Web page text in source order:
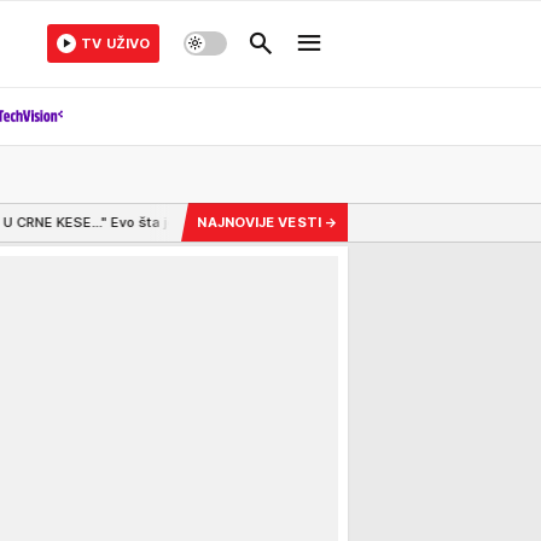
TV UŽIVO
Evo šta je Futa uradio nakon smrti supruge Marine Tucaković, potresni detalji
NAJNOVIJE VESTI →